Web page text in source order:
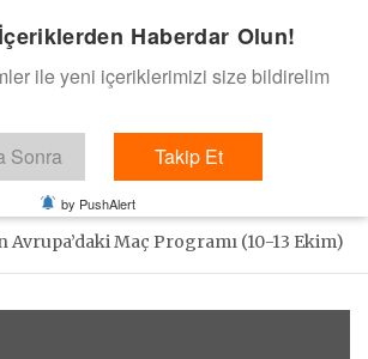
basket de bizden gelsin dedik.
Avrupa’daki Maç Programı (10-13 Ekim)
Haberdar Olun!
ile yeni içeriklerimizi size bildirelim
Sonra Takip Et
by PushAlert